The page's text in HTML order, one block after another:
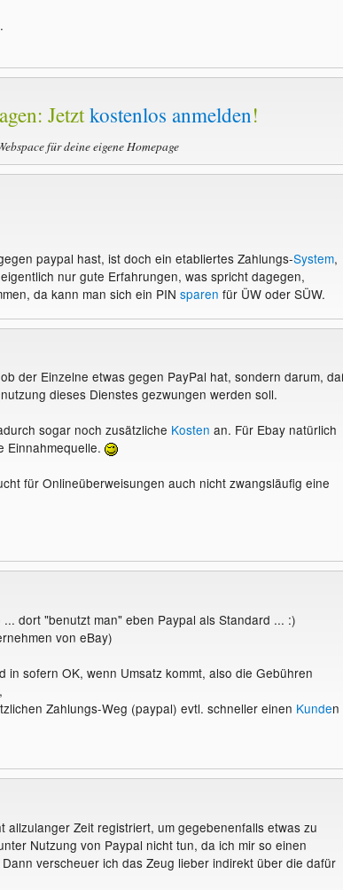
Jetztkostenlos anmelden!
für deine eigene Homepage
paypal hast, ist doch ein etabliertes Zahlungs-System,
nur gute Erfahrungen, was spricht dagegen,
da kann man sich ein PIN sparen für ÜW oder SÜW.
der Einzelne etwas gegen PayPal hat, sondern darum,
dieses Dienstes gezwungen werden soll.
sogar noch zusätzliche Kosten an. Für Ebay natürlich
Einnahmequelle.
für Onlineüberweisungen auch nicht zwangsläufig eine
dort "benutzt man" eben Paypal als Standard ... :)
von eBay)
in sofern OK, wenn Umsatz kommt, also die Gebühren
Zahlungs-Weg (paypal) evtl. schneller einen Kunden
allzulanger Zeit registriert, um gegebenenfalls etwas zu
Nutzung von Paypal nicht tun, da ich mir so einen
verscheuer ich das Zeug lieber indirekt über die dafür